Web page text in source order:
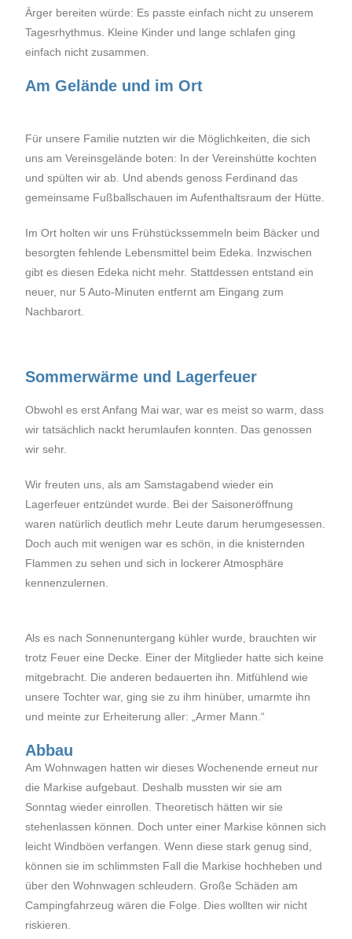
Ärger bereiten würde: Es passte einfach nicht zu unserem
Tagesrhythmus. Kleine Kinder und lange schlafen ging
einfach nicht zusammen.
Am Gelände und im Ort
Für unsere Familie nutzten wir die Möglichkeiten, die sich
uns am Vereinsgelände boten: In der Vereinshütte kochten
und spülten wir ab. Und abends genoss Ferdinand das
gemeinsame Fußballschauen im Aufenthaltsraum der Hütte.
Im Ort holten wir uns Frühstückssemmeln beim Bäcker und
besorgten fehlende Lebensmittel beim Edeka. Inzwischen
gibt es diesen Edeka nicht mehr. Stattdessen entstand ein
neuer, nur 5 Auto-Minuten entfernt am Eingang zum
Nachbarort.
Sommerwärme und Lagerfeuer
Obwohl es erst Anfang Mai war, war es meist so warm, dass
wir tatsächlich nackt herumlaufen konnten. Das genossen
wir sehr.
Wir freuten uns, als am Samstagabend wieder ein
Lagerfeuer entzündet wurde. Bei der Saisoneröffnung
waren natürlich deutlich mehr Leute darum herumgesessen.
Doch auch mit wenigen war es schön, in die knisternden
Flammen zu sehen und sich in lockerer Atmosphäre
kennenzulernen.
Als es nach Sonnenuntergang kühler wurde, brauchten wir
trotz Feuer eine Decke. Einer der Mitglieder hatte sich keine
mitgebracht. Die anderen bedauerten ihn. Mitfühlend wie
unsere Tochter war, ging sie zu ihm hinüber, umarmte ihn
und meinte zur Erheiterung aller: „Armer Mann.“
Abbau
Am Wohnwagen hatten wir dieses Wochenende erneut nur
die Markise aufgebaut. Deshalb mussten wir sie am
Sonntag wieder einrollen. Theoretisch hätten wir sie
stehenlassen können. Doch unter einer Markise können sich
leicht Windböen verfangen. Wenn diese stark genug sind,
können sie im schlimmsten Fall die Markise hochheben und
über den Wohnwagen schleudern. Große Schäden am
Campingfahrzeug wären die Folge. Dies wollten wir nicht
riskieren.